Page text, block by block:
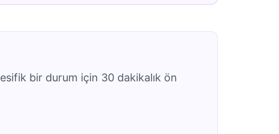
bir durum için 30 dakikalık ön